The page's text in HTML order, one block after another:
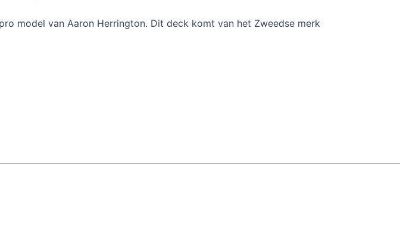
model van Aaron Herrington. Dit deck komt van het Zweedse merk